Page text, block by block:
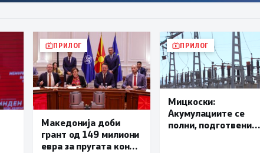
ПРИЛОГ
Македонија доби
грант од 149 милиони
евра за пругата кон
ПРИЛОГ
Мицкоски:
Акумулациите се
полни, подготвени